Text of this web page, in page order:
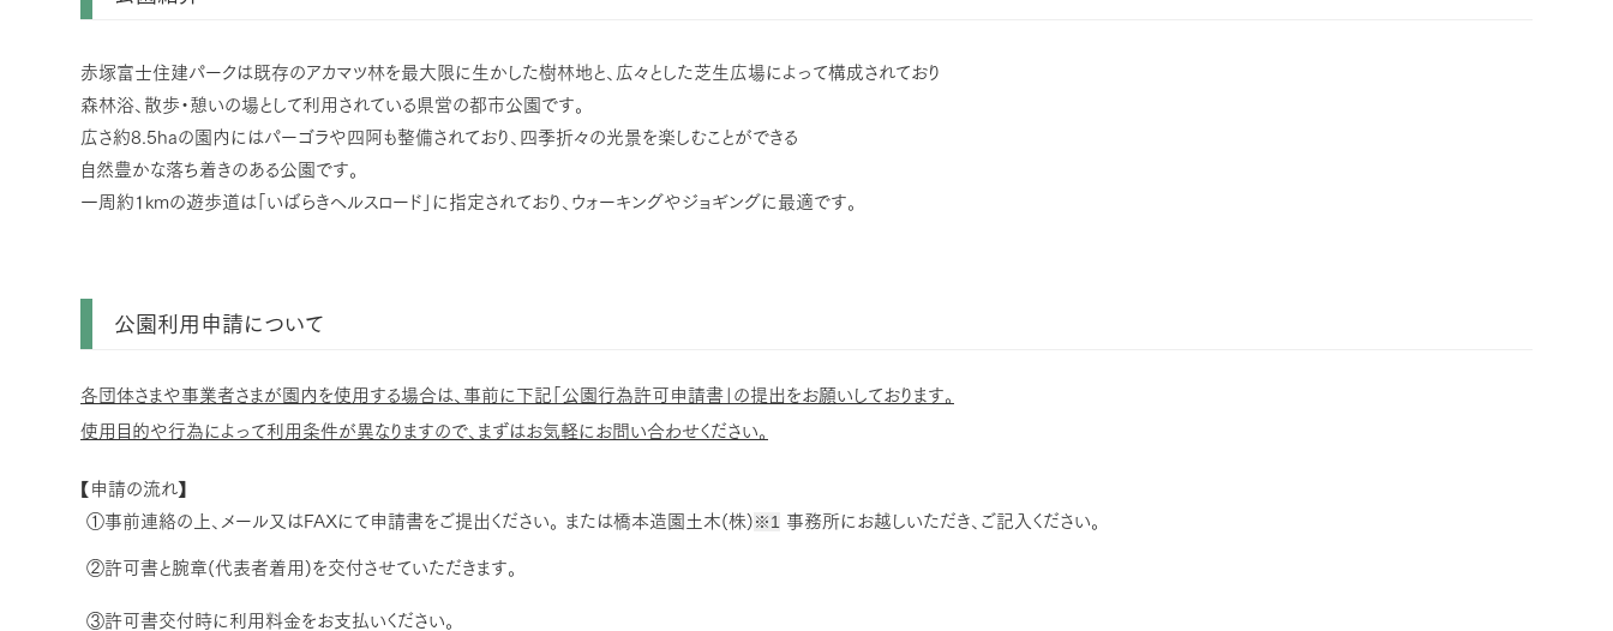
赤塚富士住建パークは既存のアカマツ林を最大限に生かした樹林地と、広々とした芝生広場によって構成されており
森林浴、散歩・憩いの場として利用されている県営の都市公園です。
広さ約8.5haの園内にはパーゴラや四阿も整備されており、四季折々の光景を楽しむことができる
自然豊かな落ち着きのある公園です。
一周約１kmの遊歩道は「いばらきヘルスロード」に指定されており、 ウォーキングやジョギングに最適です。
公園利用申請について
各団体さまや事業者さまが園内を使用する場合は、事前に下記「公園行為許可申請書」の提出をお願いしております。
使用目的や行為によって利用条件が異なりますので、まずはお気軽にお問い合わせください。
【申請の流れ】
①事前連絡の上、メール又はFAXにて申請書をご提出ください。 または橋本造園土木(株) ※1 事務所にお越しいただき、ご記入ください。
②許可書と腕章(代表者着用)を交付させていただきます。
③許可書交付時に利用料金をお支払いください。